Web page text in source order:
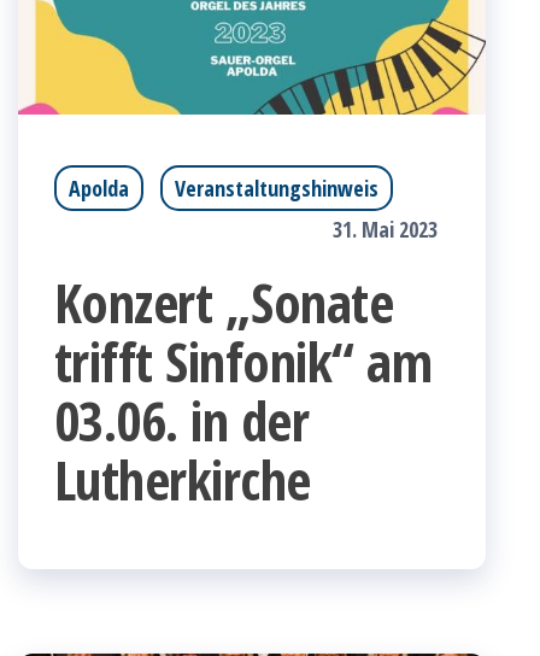
Apolda
Veranstaltungshinweis
31. Mai 2023
Konzert „Sonate
trifft Sinfonik“ am
03.06. in der
Lutherkirche